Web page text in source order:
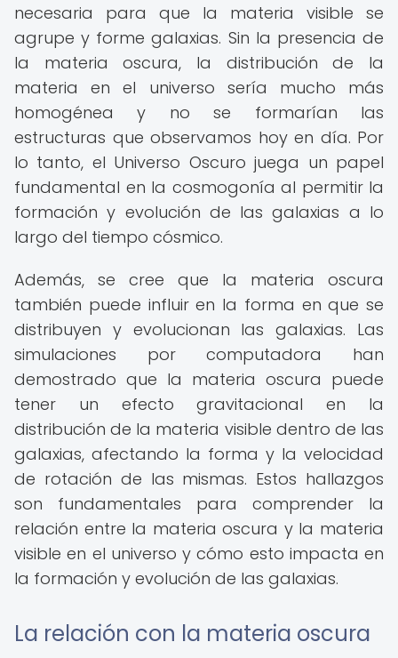
necesaria para que la materia visible se
agrupe y forme galaxias. Sin la presencia de
la materia oscura, la distribución de la
materia en el universo sería mucho más
homogénea y no se formarían las
estructuras que observamos hoy en día. Por
lo tanto, el Universo Oscuro juega un papel
fundamental en la cosmogonía al permitir la
formación y evolución de las galaxias a lo
largo del tiempo cósmico.
Además, se cree que la materia oscura
también puede influir en la forma en que se
distribuyen y evolucionan las galaxias. Las
simulaciones por computadora han
demostrado que la materia oscura puede
tener un efecto gravitacional en la
distribución de la materia visible dentro de las
galaxias, afectando la forma y la velocidad
de rotación de las mismas. Estos hallazgos
son fundamentales para comprender la
relación entre la materia oscura y la materia
visible en el universo y cómo esto impacta en
la formación y evolución de las galaxias.
La relación con la materia oscura